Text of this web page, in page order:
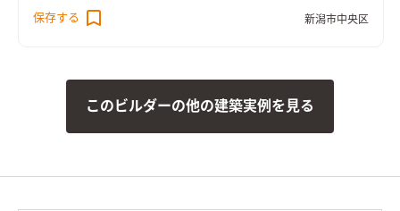
ーファーズハウス。ブルーのクロスを基調にリビングのヘリン
ボーンのアクセント壁、マリンランプなどビーチテイストをふ
保存する 新潟市中央区
このビルダーの他の建築実例を見る